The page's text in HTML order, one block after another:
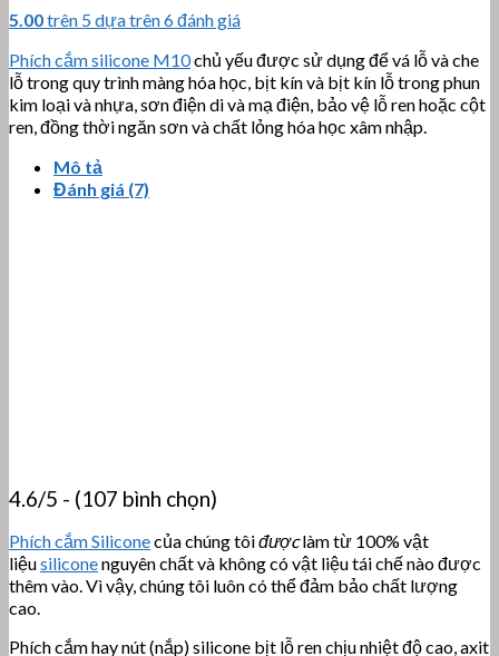
5.00trên 5 dựa trên6đánh giá
Phích cắm silicone M10chủ yếu được sử dụng để vá lỗ và che
lỗ trong quy trình màng hóa học, bịt kín và bịt kín lỗ trong phun
kim loại và nhựa, sơn điện di và mạ điện, bảo vệ lỗ ren hoặc cột
ren, đồng thời ngăn sơn và chất lỏng hóa học xâm nhập.
Mô tả
Đánh giá (7)
4.6/5 - (107 bình chọn)
Phích cắm Siliconecủa chúng tôiđượclàm từ 100% vật
liệusiliconenguyên chất và không có vật liệu tái chế nào được
thêm vào. Vì vậy, chúng tôi luôn có thể đảm bảo chất lượng
cao.
Phích cắm hay nút (nắp) silicone bịt lỗ ren chịu nhiệt độ cao, axit